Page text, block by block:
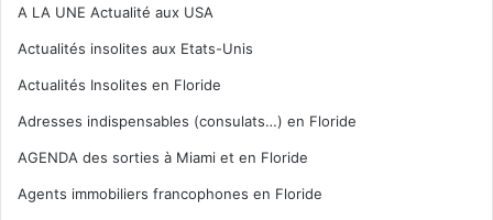
A LA UNE Actualité aux USA
Actualités insolites aux Etats-Unis
Actualités Insolites en Floride
Adresses indispensables (consulats…) en Floride
AGENDA des sorties à Miami et en Floride
Agents immobiliers francophones en Floride